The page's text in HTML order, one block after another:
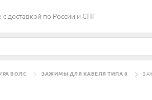
доставкой по России и СНГ
ВОЛС ЗАЖИМЫ ДЛЯ КАБЕЛЯ ТИПА 8